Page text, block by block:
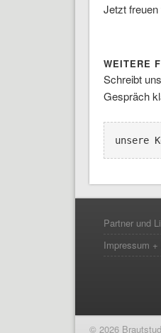
Jetzt
WEITERE
Schreibt
Gespräch
unsere
Partner und
Impressum
© 2026